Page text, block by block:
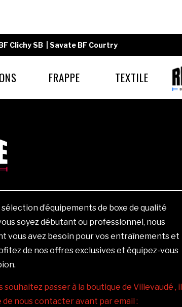
Clichy SB Savate BF Courtry
FRAPPE TEXTILE
d’équipements de boxe de qualité
soyez débutant ou professionnel, nous
vous avez besoin pour vos entraînements et
de nos offres exclusives et équipez-vous
souhaitez passer à la boutique de Villevaudé , il
nous contacter avant par email :